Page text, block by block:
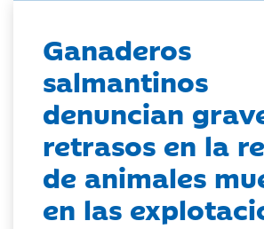
Ganaderos
salmantinos
denuncian
retrasos en la
de animales
en las